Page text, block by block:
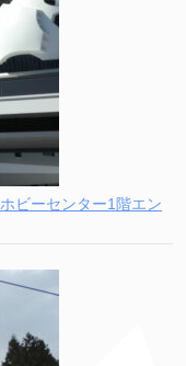
ビーセンター1階エン